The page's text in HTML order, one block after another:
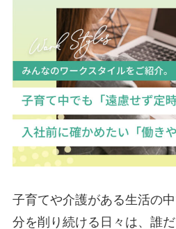
子育てや介護がある生活の
分を削り続ける日々は、誰